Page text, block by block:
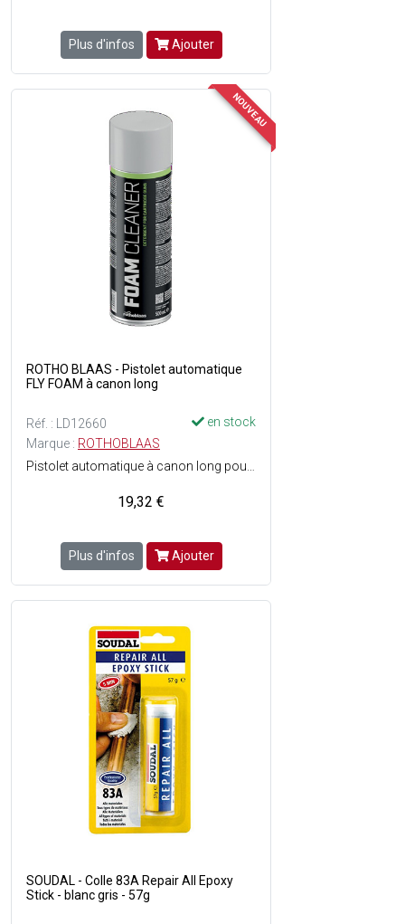
Plus d'infos Ajouter
NOUVEAU
ROTHO BLAAS - Pistolet automatique
FLY FOAM à canon long
Réf. : LD12660
en stock
Marque : ROTHOBLAAS
19,32 €
Plus d'infos Ajouter
SOUDAL - Colle 83A Repair All Epoxy
Stick - blanc gris - 57g